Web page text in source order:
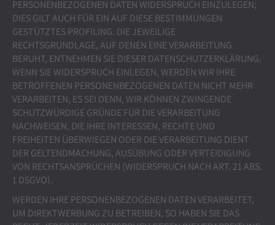
PERSONENBEZOGENEN DATEN WIDERSPRUCH EINZULEGEN;
DIES GILT AUCH FÜR EIN AUF DIESE BESTIMMUNGEN
GESTÜTZTES PROFILING. DIE JEWEILIGE
RECHTSGRUNDLAGE, AUF DENEN EINE VERARBEITUNG
BERUHT, ENTNEHMEN SIE DIESER DATENSCHUTZERKLÄRUNG.
WENN SIE WIDERSPRUCH EINLEGEN, WERDEN WIR IHRE
BETROFFENEN PERSONENBEZOGENEN DATEN NICHT MEHR
VERARBEITEN, ES SEI DENN, WIR KÖNNEN ZWINGENDE
SCHUTZWÜRDIGE GRÜNDE FÜR DIE VERARBEITUNG
NACHWEISEN, DIE IHRE INTERESSEN, RECHTE UND
FREIHEITEN ÜBERWIEGEN ODER DIE VERARBEITUNG DIENT
DER GELTENDMACHUNG, AUSÜBUNG ODER VERTEIDIGUNG
VON RECHTSANSPRÜCHEN (WIDERSPRUCH NACH ART. 21 ABS.
1 DSGVO).
WERDEN IHRE PERSONENBEZOGENEN DATEN VERARBEITET,
UM DIREKTWERBUNG ZU BETREIBEN, SO HABEN SIE DAS